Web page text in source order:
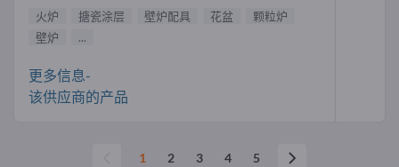
火炉 搪瓷涂层 壁炉配具 花盆
颗粒炉
壁炉
...
更多信息-
该供应商的产品
1 2 3 4 5